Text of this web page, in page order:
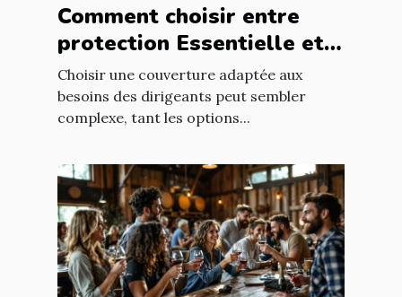
Comment choisir entre
protection Essentielle et
Intégrale pour les
dirigeants ?
Choisir une couverture adaptée aux
besoins des dirigeants peut sembler
complexe, tant les options...